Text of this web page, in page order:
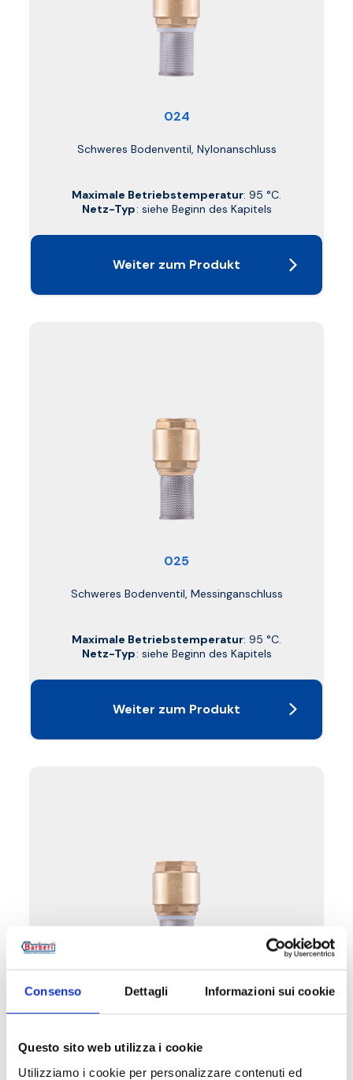
Consenso Dettagli Informazioni sui cookie
Questo sito web utilizza i cookie
Utilizziamo i cookie per personalizzare contenuti ed
024
Schweres Bodenventil, Nylonanschluss
Maximale Betriebstemperatur: 95 °C.
Netz-Typ: siehe Beginn des Kapitels
Weiter zum Produkt
025
Schweres Bodenventil, Messinganschluss
Maximale Betriebstemperatur: 95 °C.
Netz-Typ: siehe Beginn des Kapitels
Weiter zum Produkt
Nylonanschluss